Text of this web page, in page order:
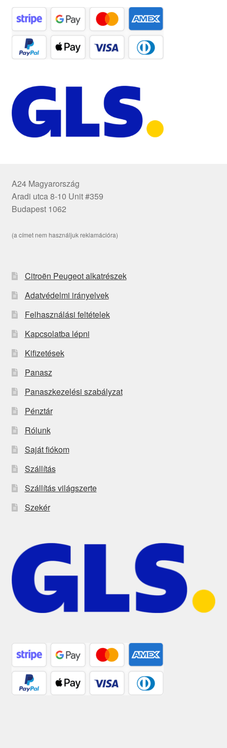
A24 Magyarország
Aradi utca 8-10 Unit #359
Budapest 1062
(a címet nem használjuk reklamációra)
Citroën Peugeot alkatrészek
Adatvédelmi irányelvek
Felhasználási feltételek
Kapcsolatba lépni
Kifizetések
Panasz
Panaszkezelési szabályzat
Pénztár
Rólunk
Saját fiókom
Szállítás
Szállítás világszerte
Szekér